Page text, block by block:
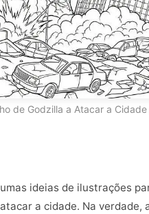
de Godzilla a Atacar a
ideias de ilustrações
a cidade. Na